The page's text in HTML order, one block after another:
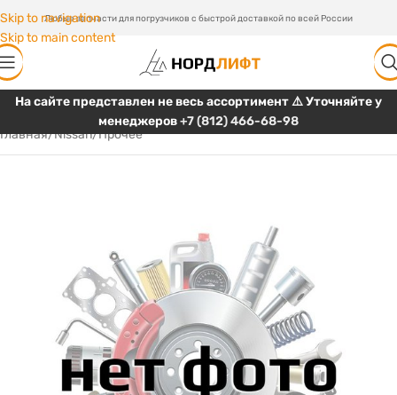
Skip to navigation
Skip to main content
Любые запчасти для погрузчиков с быстрой доставкой по всей России
На сайте представлен не весь ассортимент ⚠️ Уточняйте у
менеджеров+7 (812) 466-68-98
Главная/Nissan/Прочее